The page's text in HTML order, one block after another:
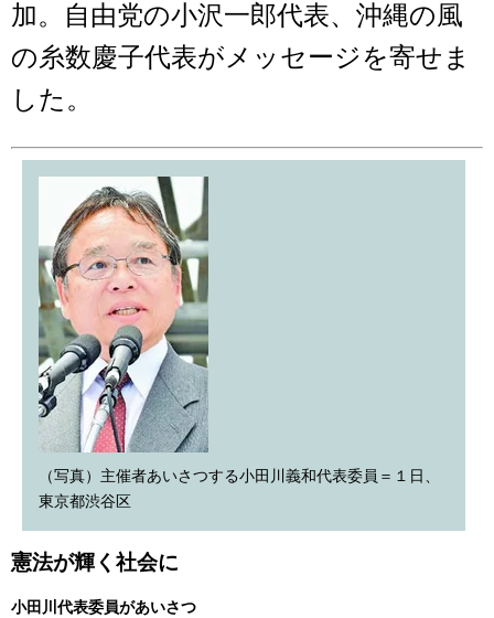
加。自由党の小沢一郎代表、沖縄の風
の糸数慶子代表がメッセージを寄せま
した。
（写真）主催者あいさつする小田川義和代表委員＝１日、
東京都渋谷区
憲法が輝く社会に
小田川代表委員があいさつ